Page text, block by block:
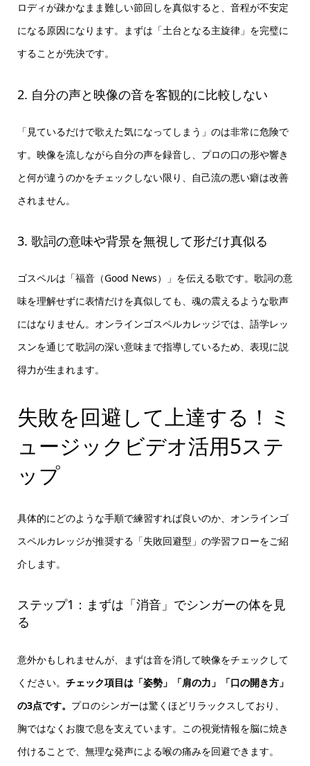
ロディが疎かなまま難しい節回しを真似すると、音程が不安定
になる原因になります。まずは「土台となる主旋律」を完璧に
することが先決です。
2. 自分の声と映像の音を客観的に比較しない
「見ているだけで歌えた気になってしまう」のは非常に危険で
す。映像を流しながら自分の声を録音し、プロの口の形や響き
と何が違うのかをチェックしない限り、自己流の悪い癖は改善
されません。
3. 歌詞の意味や背景を無視して形だけ真似る
ゴスペルは「福音（Good News）」を伝える歌です。歌詞の意
味を理解せずに表情だけを真似しても、魂の震えるような歌声
にはなりません。オンラインゴスペルカレッジでは、語学レッ
スンを通じて歌詞の深い意味まで指導しているため、表現に説
得力が生まれます。
失敗を回避して上達する！ミ
ュージックビデオ活用5ステ
ップ
具体的にどのような手順で練習すれば良いのか、オンラインゴ
スペルカレッジが推奨する「失敗回避型」の学習フローをご紹
介します。
ステップ1：まずは「消音」でシンガーの体を見
る
意外かもしれませんが、まずは音を消して映像をチェックして
ください。 チェック項目は「姿勢」「肩の力」「口の開き方」
の3点です。 プロのシンガーは驚くほどリラックスしており、
胸ではなくお腹で息を支えています。この視覚情報を脳に焼き
付けることで、無理な発声による喉の痛みを回避できます。